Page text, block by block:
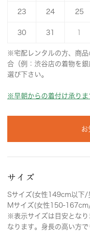
23 24 25
30 31
※宅配レンタルの方、商
合（例：渋谷店の着物を
選び下さい。
※早朝からの着付け承りま
お
サイズ
Sサイズ(女性149cm以下
Mサイズ(女性150-
※表示サイズは目安となり
なります。身長の高い方